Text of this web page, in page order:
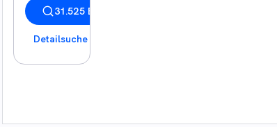
31.525 Ergebnisse anzeigen
Detailsuche